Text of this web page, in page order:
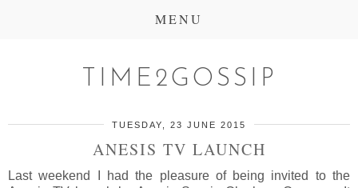
MENU
TIME2GOSSIP
TUESDAY, 23 JUNE 2015
ANESIS TV LAUNCH
Last weekend I had the pleasure of being invited to the